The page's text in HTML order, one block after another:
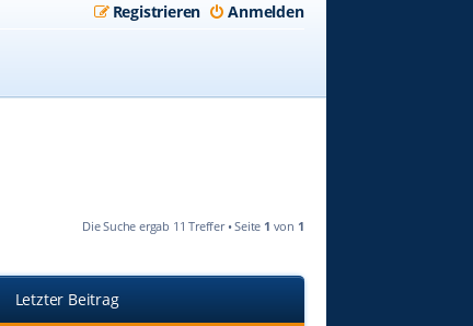
Anmelden
Registrieren
Die Suche ergab 11 Treffer • Seite 1 von 1
Letzter Beitrag